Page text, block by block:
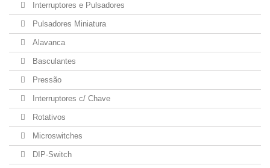
Interruptores e Pulsadores
Pulsadores Miniatura
Alavanca
Basculantes
Pressão
Interruptores c/ Chave
Rotativos
Microswitches
DIP-Switch